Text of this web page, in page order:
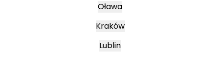
Oława
Kraków
Lublin